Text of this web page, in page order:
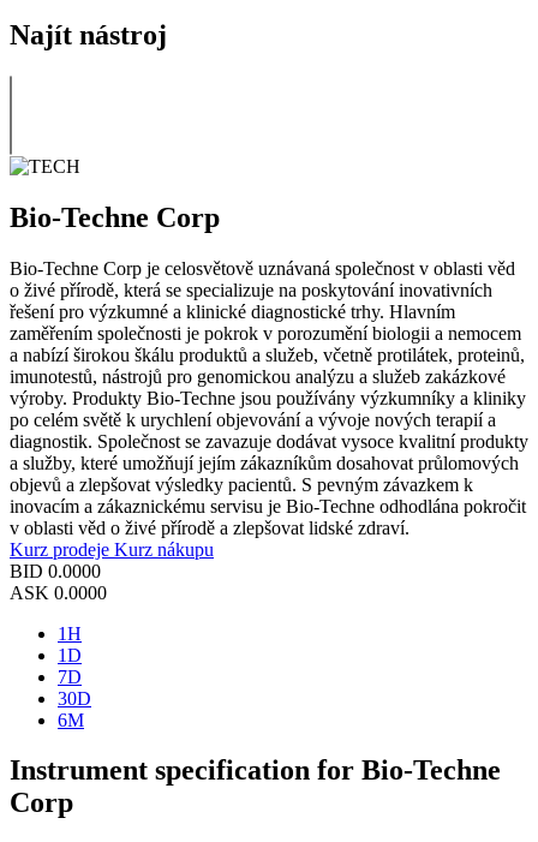
Najít nástroj
Bio-Techne Corp
Bio-Techne Corp je celosvětově uznávaná společnost v oblasti věd
o živé přírodě, která se specializuje na poskytování inovativních
řešení pro výzkumné a klinické diagnostické trhy. Hlavním
zaměřením společnosti je pokrok v porozumění biologii a nemocem
a nabízí širokou škálu produktů a služeb, včetně protilátek, proteinů,
imunotestů, nástrojů pro genomickou analýzu a služeb zakázkové
výroby. Produkty Bio-Techne jsou používány výzkumníky a kliniky
po celém světě k urychlení objevování a vývoje nových terapií a
diagnostik. Společnost se zavazuje dodávat vysoce kvalitní produkty
a služby, které umožňují jejím zákazníkům dosahovat průlomových
objevů a zlepšovat výsledky pacientů. S pevným závazkem k
inovacím a zákaznickému servisu je Bio-Techne odhodlána pokročit
v oblasti věd o živé přírodě a zlepšovat lidské zdraví.
Kurz prodeje Kurz nákupu
BID 0.0000
ASK 0.0000
1H
1D
7D
30D
6M
Instrument specification for Bio-Techne
Corp